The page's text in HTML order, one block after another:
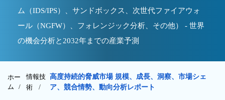
ム（IDS/IPS）、サンドボックス、次世代ファイアウォ
ール（NGFW）、フォレンジック分析、その他） - 世界
の機会分析と2032年までの産業予測
ホー
ム /
情報技
術/
高度持続的脅威市場 規模、成長、洞察、市場シェ
ア、競合情勢、動向分析レポート